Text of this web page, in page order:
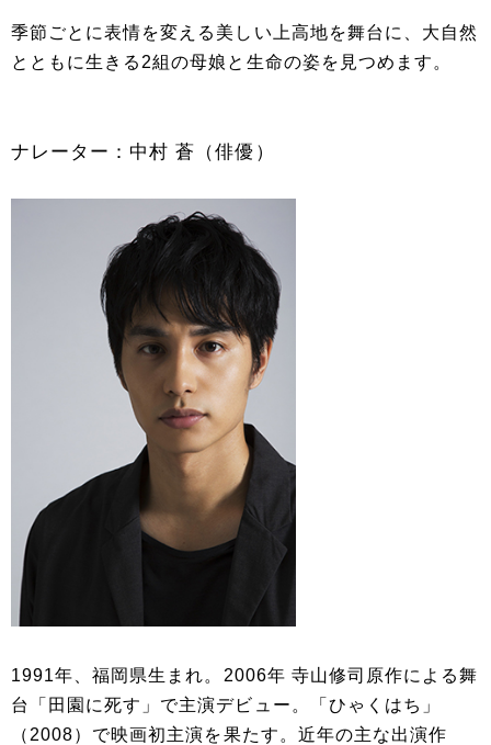
季節ごとに表情を変える美しい上高地を舞台に、大自然
とともに生きる2組の母娘と生命の姿を見つめます。
ナレーター：中村 蒼（俳優）
1991年、福岡県生まれ。2006年 寺山修司原作による舞
台「田園に死す」で主演デビュー。「ひゃくはち」
（2008）で映画初主演を果たす。近年の主な出演作